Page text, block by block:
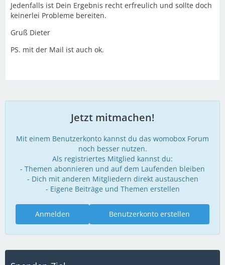
Jedenfalls ist Dein Ergebnis recht erfreulich und sollte doch
keinerlei Probleme bereiten.
Gruß Dieter
PS. mit der Mail ist auch ok.
Jetzt mitmachen!
Mit einem Benutzerkonto kannst du das womobox Forum
noch besser nutzen.
Als registriertes Mitglied kannst du:
- Themen abonnieren und auf dem Laufenden bleiben
- Dich mit anderen Mitgliedern direkt austauschen
- Eigene Beiträge und Themen erstellen
Benutzerkonto erstellen
Anmelden